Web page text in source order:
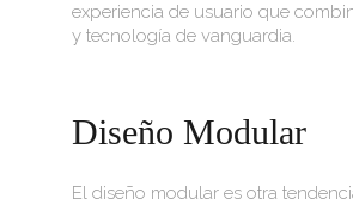
experiencia de usuario que
y tecnología de vanguardia.
Diseño Modular
El diseño modular es otra